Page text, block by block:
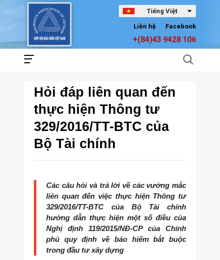
Tiếng Việt
Facebook
Liên hệ
+(84)43 9428 106
Hỏi đáp liên quan đến
thực hiện Thông tư
329/2016/TT-BTC của
Bộ Tài chính
Các câu hỏi và trả lời về các vướng mắc
liên quan đến việc thực hiện Thông tư
329/2016/TT-BTC của Bộ Tài chính
hướng dẫn thực hiện một số điều của
Nghị định 119/2015/NĐ-CP của Chính
phủ quy định về bảo hiểm bắt buộc
trong đầu tư xây dựng